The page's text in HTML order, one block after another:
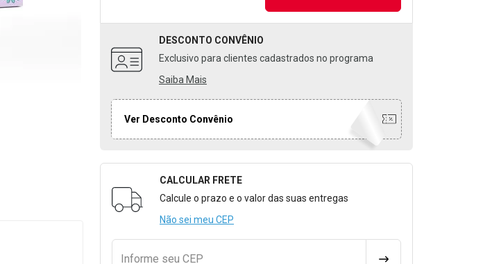
DESCONTO CONVÊNIO
Exclusivo para clientes cadastrados no programa
Saiba Mais
Ver Desconto Convênio
Formulário para Calcular o Frete
CALCULAR FRETE
Calcule o prazo e o valor das suas entregas
Não sei meu CEP
Informe seu CEP CALCULAR FRETE